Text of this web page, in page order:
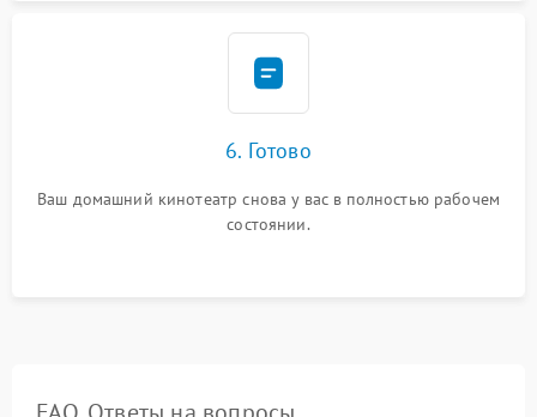
6. Готово
Ваш домашний кинотеатр снова у вас в полностью рабочем
состоянии.